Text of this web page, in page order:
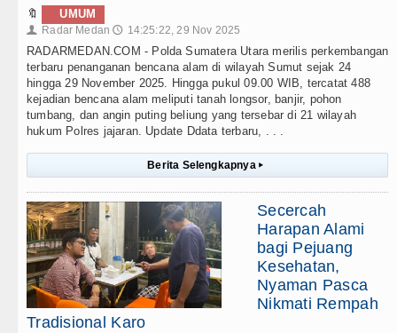
🔖 UMUM
👤 Radar Medan 🕔 14:25:22, 29 Nov 2025
RADARMEDAN.COM - Polda Sumatera Utara merilis perkembangan
terbaru penanganan bencana alam di wilayah Sumut sejak 24
hingga 29 November 2025. Hingga pukul 09.00 WIB, tercatat 488
kejadian bencana alam meliputi tanah longsor, banjir, pohon
tumbang, dan angin puting beliung yang tersebar di 21 wilayah
hukum Polres jajaran. Update Ddata terbaru, . . .
Berita Selengkapnya ▸
Secercah
Harapan Alami
bagi Pejuang
Kesehatan,
Nyaman Pasca
Nikmati Rempah
Tradisional Karo